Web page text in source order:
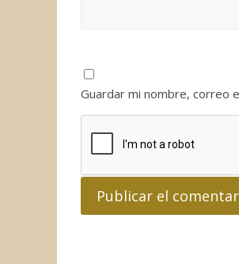
Guardar mi nombre, correo